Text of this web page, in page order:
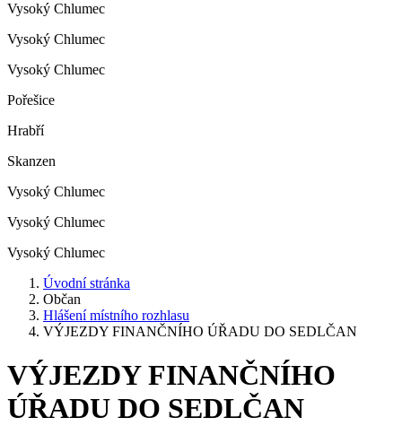
Vysoký Chlumec
Vysoký Chlumec
Vysoký Chlumec
Pořešice
Hrabří
Skanzen
Vysoký Chlumec
Vysoký Chlumec
Vysoký Chlumec
Úvodní stránka
Občan
Hlášení místního rozhlasu
VÝJEZDY FINANČNÍHO ÚŘADU DO SEDLČAN
VÝJEZDY FINANČNÍHO
ÚŘADU DO SEDLČAN